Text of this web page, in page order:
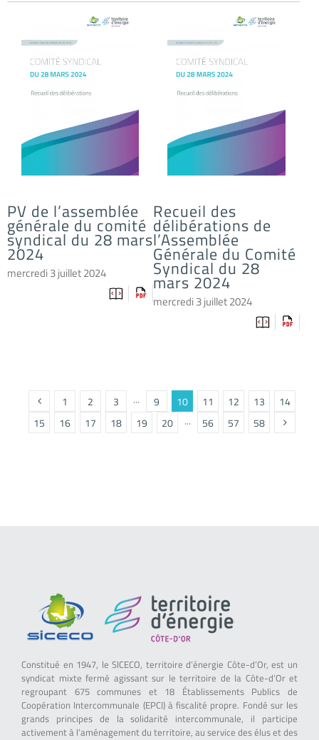
PV de l’assemblée
générale du comité
syndical du 28 mars
2024
mercredi 3 juillet 2024
Recueil des
délibérations de
l’Assemblée
Générale du Comité
Syndical du 28
mars 2024
mercredi 3 juillet 2024
1 2 3 ··· 9 10 11 12 13
14
15
16 17 18 19 20 ··· 56 57 58
Constitué en 1947, le SICECO, territoire d’énergie Côte-d’Or, est un
syndicat mixte fermé agissant sur le territoire de la Côte-d’Or et
regroupant 675 communes et 18 Établissements Publics de
Coopération Intercommunale (EPCI) à fiscalité propre. Fondé sur les
grands principes de la solidarité intercommunale, il participe
activement à l’aménagement du territoire, au service des élus et des